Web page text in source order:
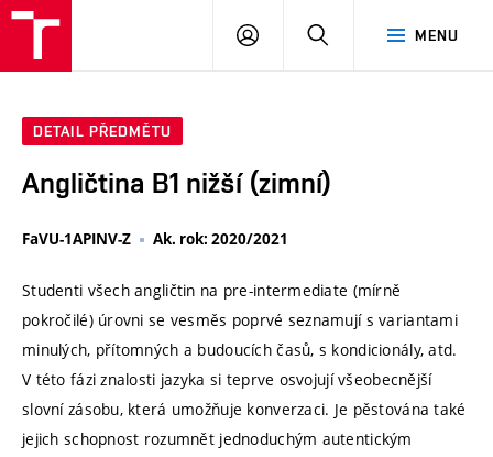
MENU
PŘIHLÁSIT
DETAIL PŘEDMĚTU
Angličtina B1 nižší (zimní)
FaVU-1APINV-Z Ak. rok: 2020/2021
Studenti všech angličtin na pre-intermediate (mírně
pokročilé) úrovni se vesměs poprvé seznamují s variantami
minulých, přítomných a budoucích časů, s kondicionály, atd.
V této fázi znalosti jazyka si teprve osvojují všeobecnější
slovní zásobu, která umožňuje konverzaci. Je pěstována také
jejich schopnost rozumnět jednoduchým autentickým